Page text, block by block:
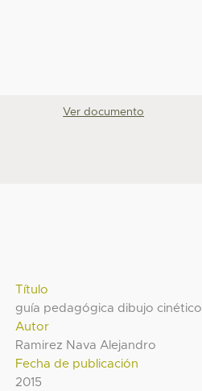
Ver documento
Título
guía pedagógica dibujo cinético
Autor
Ramirez Nava Alejandro
Fecha de publicación
2015